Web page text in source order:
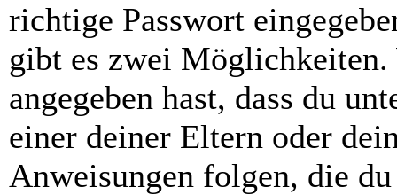
richtige Passwort
gibt es zwei
angegeben hast, dass du
einer deiner Eltern oder
Anweisungen folgen, die